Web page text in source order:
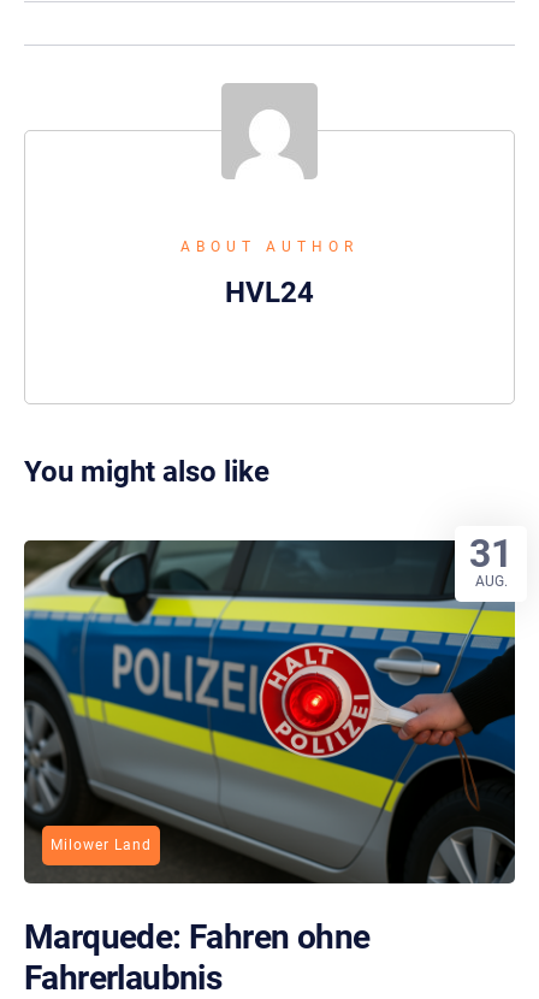
ABOUT AUTHOR
HVL24
You might also like
Milower Land
Marquede: Fahren ohne
Fahrerlaubnis
31
AUG.